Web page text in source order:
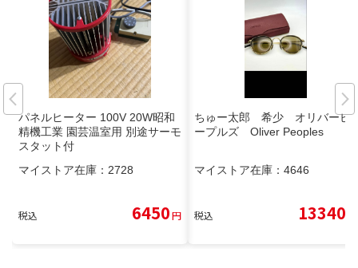
パネルヒーター 100V 20W昭和
精機工業 園芸温室用 別途サーモ
スタット付
マイストア在庫： 2728
税込 6450円
ちゅー太郎 希少 オリバーピ
ープルズ Oliver Peoples
マイストア在庫： 4646
税込 13340